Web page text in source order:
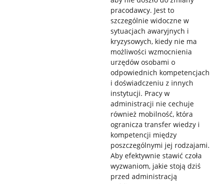
pracodawcy. Jest to
szczególnie widoczne w
sytuacjach awaryjnych i
kryzysowych, kiedy nie ma
możliwości wzmocnienia
urzędów osobami o
odpowiednich kompetencjach
i doświadczeniu z innych
instytucji. Pracy w
administracji nie cechuje
również mobilność, która
ogranicza transfer wiedzy i
kompetencji między
poszczególnymi jej rodzajami.
Aby efektywnie stawić czoła
wyzwaniom, jakie stoją dziś
przed administracją